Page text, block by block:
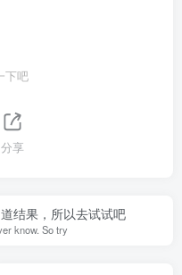
下吧
分享
结果，所以去试试吧
know. So try